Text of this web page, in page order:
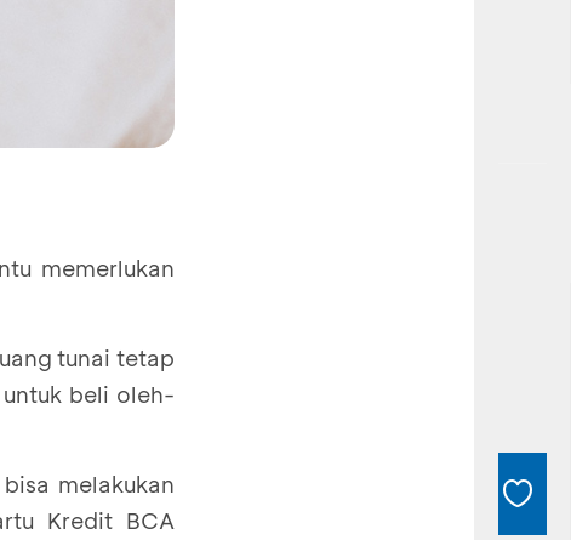
memerlukan
tunai tetap
beli oleh-
melakukan
Kredit BCA